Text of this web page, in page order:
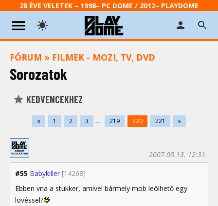
28 ÉVE VELETEK – 1998– PC DOME / 2012– PLAYDOME
FÓRUM » FILMEK - MOZI, TV, DVD
Sorozatok
KEDVENCEKHEZ
« 1 2 3 ... 219 220 221 »
#55 Babykiller [14268]
2007.08.13. 12:31
Ebben vna a stukker, amivel bármely mob leölhető egy
lövéssel?